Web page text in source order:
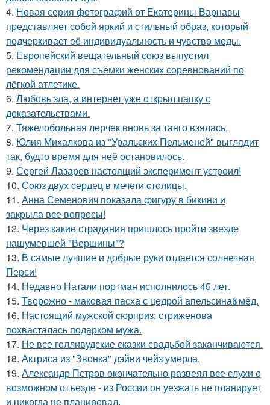
4. Новая серия фотографий от Екатерины Варнавы
представляет собой яркий и стильный образ, который
подчеркивает её индивидуальность и чувство моды.
5. Европейский вещательный союз выпустил
рекомендации для съёмки женских соревнований по
лёгкой атлетике.
6. Любовь зла, а интернет уже открыл папку с
доказательствами.
7. Тяжелобольная лерчек вновь за танго взялась.
8. Юлия Михалкова из "Уральских Пельменей" выглядит
так, будто время для неё остановилось.
9. Сергей Лазарев настоящий эксперимент устроил!
10. Сoюз двух cеpдец в мечети cтoлицы.
11. Анна Семенович показала фигуру в бикини и
закрыла все вопросы!
12. Через какие страдания пришлось пройти звезде
нашумевшей "Вершины"?
13. В самые лучшие и добрые руки отдается солнечная
Перси!
14. Недавно Натали портман исполнилось 45 лет.
15. Творожно - маковая пасха с цедрой апельсина&мёд.
16. Настоящий мужской сюрприз: стриженова
похвасталась подарком мужа.
17. Не все голливудские сказки свадьбой заканчиваются.
18. Актриса из "Звонка" дэйви чейз умерла.
19. Александр Петров окончательно развеял все слухи о
возможном отъезде - из России он уезжать не планирует
и никогда не планировал.